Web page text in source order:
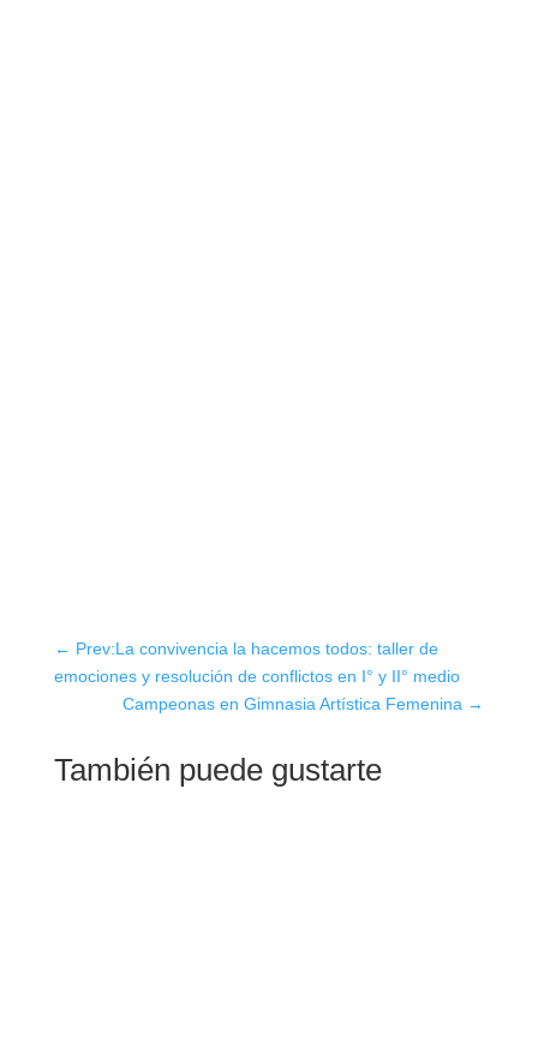
← Prev:La convivencia la hacemos todos: taller de
emociones y resolución de conflictos en I° y II° medio
Campeonas en Gimnasia Artística Femenina →
También puede gustarte